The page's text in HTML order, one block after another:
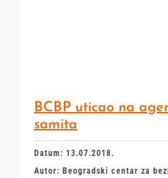
BCBP uticao na
samita
Datum: 13.07.2018.
Autor: Beogradski centar za